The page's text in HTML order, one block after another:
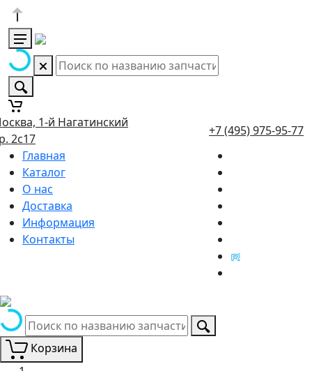
1-й Нагатинский
2с17
+7 (495) 975-95-77
Главная
Каталог
О нас
Доставка
Информация
Контакты
Корзина